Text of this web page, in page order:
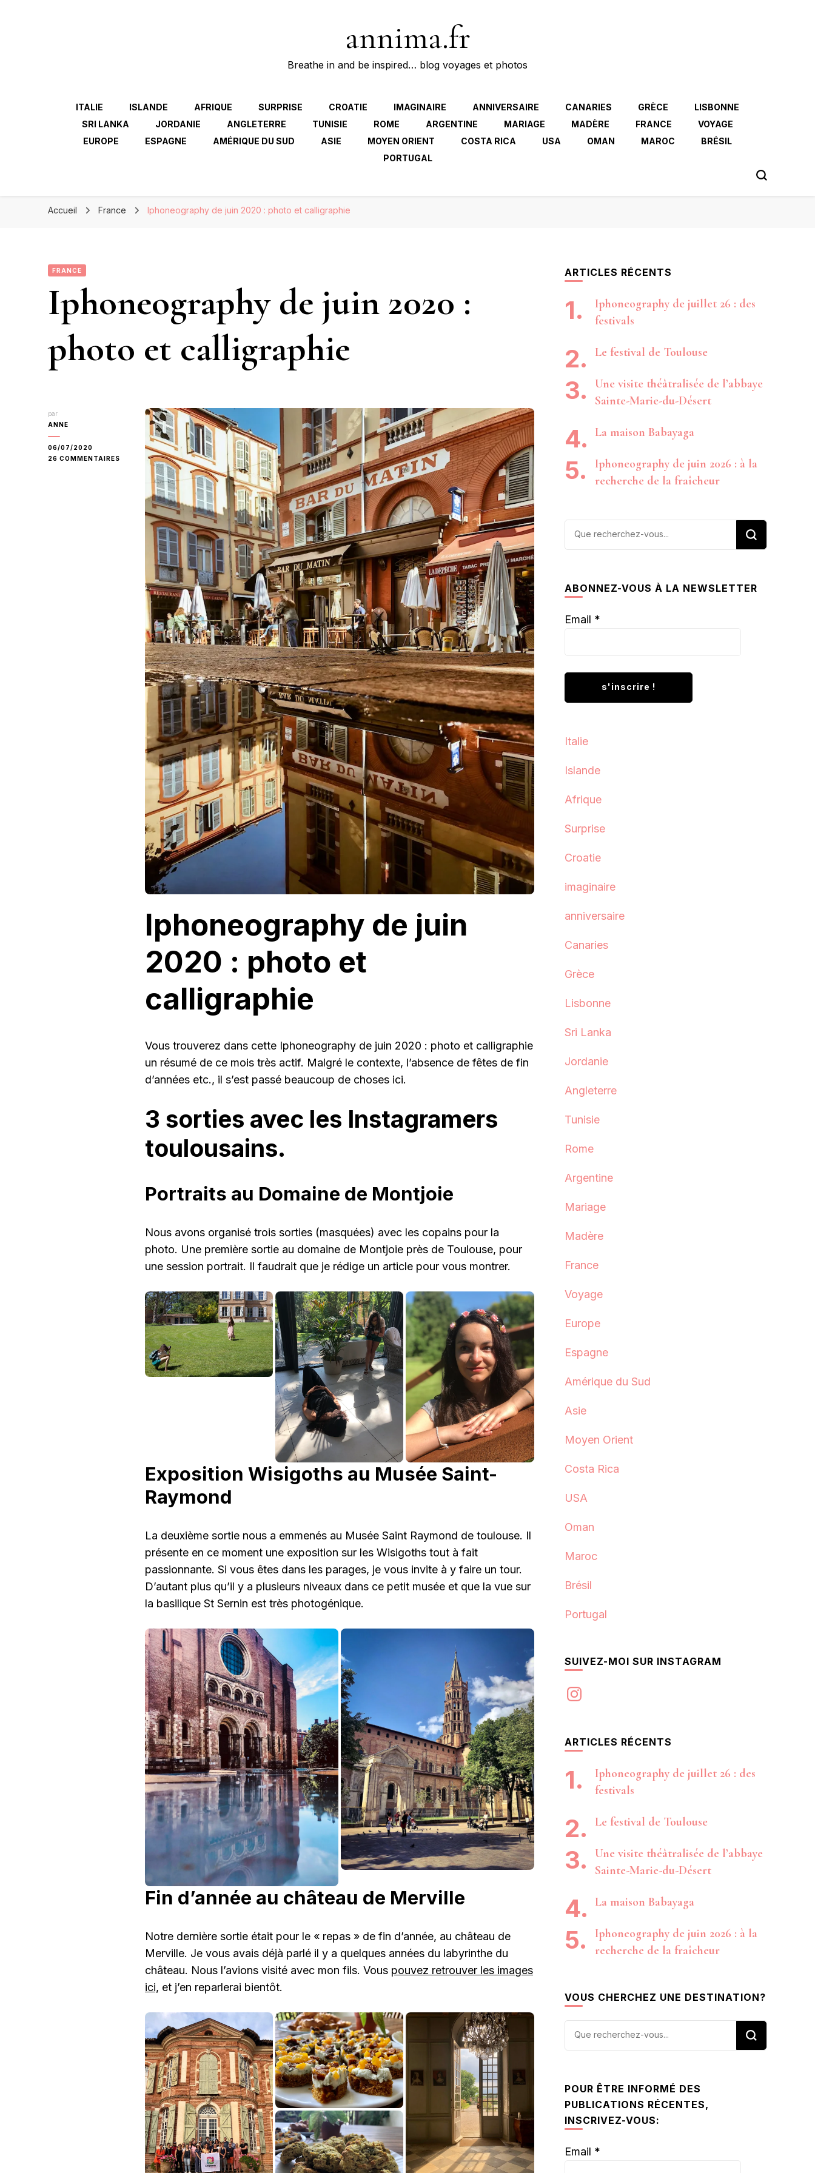
annima.fr
Breathe in and be inspired… blog voyages et photos
ITALIE ISLANDE AFRIQUE SURPRISE CROATIE IMAGINAIRE ANNIVERSAIRE CANARIES GRÈCE
LISBONNE
SRI LANKA
JORDANIE ANGLETERRE TUNISIE ROME ARGENTINE MARIAGE MADÈRE FRANCE
VOYAGE
EUROPE
ESPAGNE AMÉRIQUE DU SUD ASIE MOYEN ORIENT COSTA RICA USA OMAN MAROC
BRÉSIL
PORTUGAL
Accueil France Iphoneography de juin 2020 : photo et calligraphie
FRANCE
Iphoneography de juin 2020 :
photo et calligraphie
par
ANNE
06/07/2020
26 COMMENTAIRES
IPHONEOGRAPHY
CALLIGRAPHIE
Iphoneography de juin
2020 : photo et
calligraphie
Vous trouverez dans cette Iphoneography de juin 2020 : photo et calligraphie
un résumé de ce mois très actif. Malgré le contexte, l’absence de fêtes de fin
d’années etc., il s’est passé beaucoup de choses ici.
3 sorties avec les Instagramers
toulousains.
Portraits au Domaine de Montjoie
Nous avons organisé trois sorties (masquées) avec les copains pour la
photo. Une première sortie au domaine de Montjoie près de Toulouse, pour
une session portrait. Il faudrait que je rédige un article pour vous montrer.
Exposition Wisigoths au Musée Saint-
Raymond
La deuxième sortie nous a emmenés au Musée Saint Raymond de toulouse. Il
présente en ce moment une exposition sur les Wisigoths tout à fait
passionnante. Si vous êtes dans les parages, je vous invite à y faire un tour.
D’autant plus qu’il y a plusieurs niveaux dans ce petit musée et que la vue sur
la basilique St Sernin est très photogénique.
Fin d’année au château de Merville
Notre dernière sortie était pour le « repas » de fin d’année, au château de
Merville. Je vous avais déjà parlé il y a quelques années du labyrinthe du
château. Nous l’avions visité avec mon fils. Vous pouvez retrouver les images
ici, et j’en reparlerai bientôt.
ARTICLES RÉCENTS
Iphoneography de juillet 26 : des
festivals
Le festival de Toulouse
Une visite théâtralisée de l’abbaye
Sainte-Marie-du-Désert
La maison Babayaga
Iphoneography de juin 2026 : à la
recherche de la fraîcheur
Vous
ABONNEZ-VOUS À LA NEWSLETTER
Email *
Italie
Islande
Afrique
Surprise
Croatie
imaginaire
anniversaire
Canaries
Grèce
Lisbonne
Sri Lanka
Jordanie
Angleterre
Tunisie
Rome
Argentine
Mariage
Madère
France
Voyage
Europe
Espagne
Amérique du Sud
Asie
Moyen Orient
Costa Rica
USA
Oman
Maroc
Brésil
Portugal
SUIVEZ-MOI SUR INSTAGRAM
Instagram
ARTICLES RÉCENTS
Iphoneography de juillet 26 : des
festivals
Le festival de Toulouse
Une visite théâtralisée de l’abbaye
Sainte-Marie-du-Désert
La maison Babayaga
Iphoneography de juin 2026 : à la
recherche de la fraîcheur
VOUS CHERCHEZ UNE DESTINATION?
Vous
POUR ÊTRE INFORMÉ DES
PUBLICATIONS RÉCENTES,
INSCRIVEZ-VOUS:
Email *